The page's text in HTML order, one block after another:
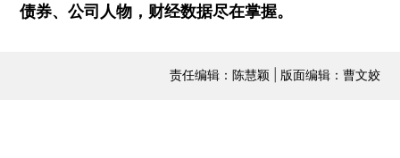
债券、公司人物，财经数据尽在掌握。
责任编辑：陈慧颖 | 版面编辑：曹文姣